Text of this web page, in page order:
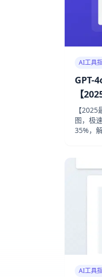
AI工具
GPT-
【
【
图，极
35%，
AI工具